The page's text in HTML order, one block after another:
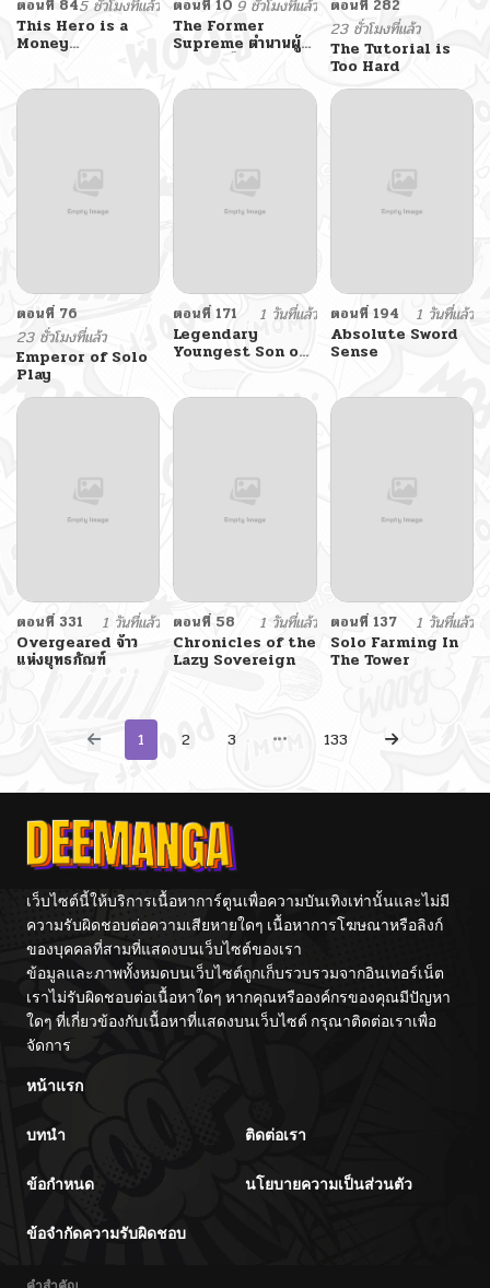
ตอนที่ 845 ชั่วโมงที่แล้ว
This Hero is a
Money
ตอนที่ 10 9 ชั่วโมงที่แล้ว
The Former
Supreme ตำนานผู้ไร้
ตอนที่ 282
23 ชั่วโมงที่แล้ว
The Tutorial is
Too Hard
ตอนที่ 76
23 ชั่วโมงที่แล้ว
Emperor of Solo
Play
ตอนที่ 171
1 วันที่แล้ว
Legendary
Youngest Son of
ตอนที่ 194
1 วันที่แล้ว
Absolute Sword
Sense
ตอนที่ 331
1 วันที่แล้ว
Overgeared จ้าว
แห่งยุทธภัณฑ์
ตอนที่ 58
1 วันที่แล้ว
Chronicles of the
Lazy Sovereign
ตอนที่ 137
1 วันที่แล้ว
Solo Farming In
The Tower
1 2 3 133
เว็บไซต์นี้ให้บริการเนื้อหาการ์ตูนเพื่อความบันเทิงเท่านั้นและไม่มี
ความรับผิดชอบต่อความเสียหายใดๆ เนื้อหาการโฆษณาหรือลิงก์
ของบุคคลที่สามที่แสดงบนเว็บไซต์ของเรา
ข้อมูลและภาพทั้งหมดบนเว็บไซต์ถูกเก็บรวบรวมจากอินเทอร์เน็ต
เราไม่รับผิดชอบต่อเนื้อหาใดๆ หากคุณหรือองค์กรของคุณมีปัญหา
ใดๆ ที่เกี่ยวข้องกับเนื้อหาที่แสดงบนเว็บไซต์ กรุณาติดต่อเราเพื่อ
จัดการ
หน้าแรก
บทนำ ติดต่อเรา
ข้อกำหนด นโยบายความเป็นส่วนตัว
ข้อจำกัดความรับผิดชอบ